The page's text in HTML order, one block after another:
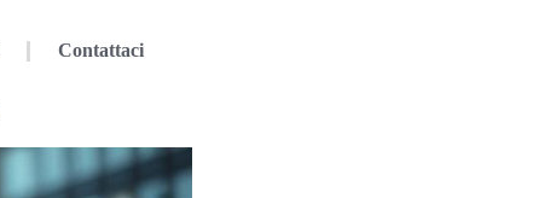
Contattaci